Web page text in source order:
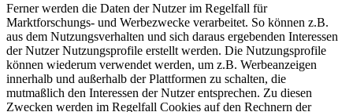
Ferner werden die Daten der Nutzer im Regelfall für
Marktforschungs- und Werbezwecke verarbeitet. So können z.B.
aus dem Nutzungsverhalten und sich daraus ergebenden Interessen
der Nutzer Nutzungsprofile erstellt werden. Die Nutzungsprofile
können wiederum verwendet werden, um z.B. Werbeanzeigen
innerhalb und außerhalb der Plattformen zu schalten, die
mutmaßlich den Interessen der Nutzer entsprechen. Zu diesen
Zwecken werden im Regelfall Cookies auf den Rechnern der